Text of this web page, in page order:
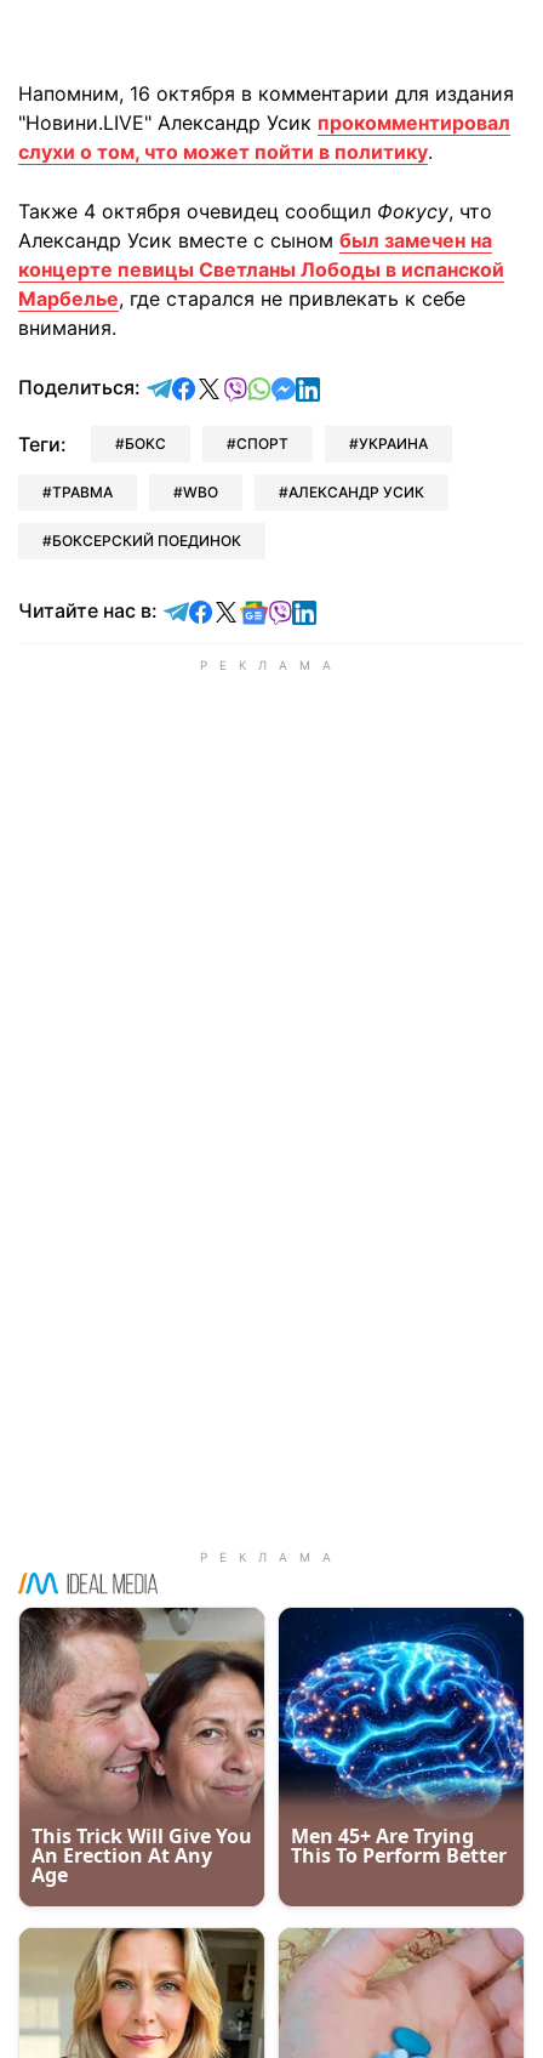
Напомним, 16 октября в комментарии для издания
"Новини.LIVE" Александр Усик прокомментировал
слухи о том, что может пойти в политику.
Также 4 октября очевидец сообщил Фокусу, что
Александр Усик вместе с сыном был замечен на
концерте певицы Светланы Лободы в испанской
Марбелье, где старался не привлекать к себе
внимания.
Поделиться: отправить в Telegram
поделиться в Facebook
поделиться в X
отправить в Viber
отправить в Whatsapp
отправить в Messenger
отправить в LinkedIn
Теги: БОКС СПОРТ УКРАИНА
ТРАВМА WBO АЛЕКСАНДР УСИК
БОКСЕРСКИЙ ПОЕДИНОК
Читайте нас в: Читайте в Telegram
Читайте в Facebook
Читайте в X
Читайте в Google news
Читайте в Viber
Читайте в LinkedIn